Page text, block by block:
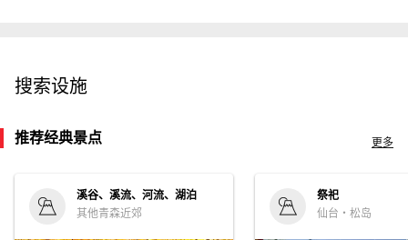
搜索设施
推荐经典景点 更多
溪谷、溪流、河流、湖泊
其他青森近郊
祭祀
仙台・松岛